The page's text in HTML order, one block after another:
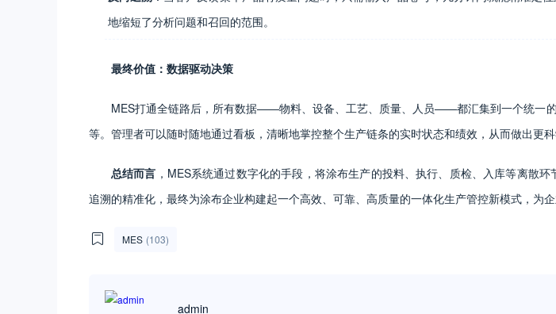
地缩短了分析问题和召回的范围。
最终价值：数据驱动决策
MES打通全链路后，所有数据——物料、设备、工艺、质量、人员——都汇集到一个统一
等。管理者可以随时随地通过看板，清晰地掌控整个生产链条的实时状态和绩效，从而做出更科
总结而言 ，MES系统通过数字化的手段，将涂布生产的投料、执行、质检、入库等离散
追溯的精准化，最终为涂布企业构建起一个高效、可靠、高质量的一体化生产管控新模式，为
MES (103)
admin